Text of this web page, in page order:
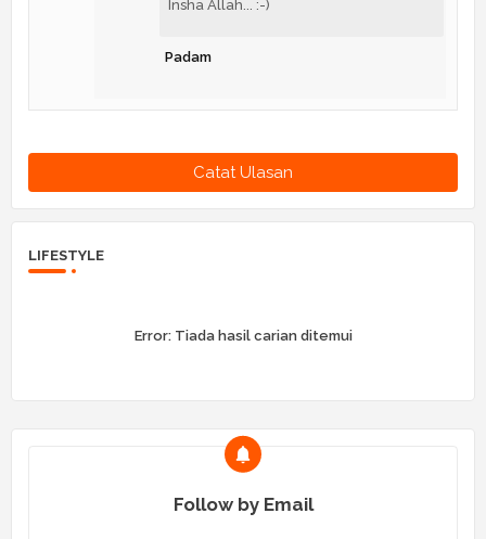
Insha Allah... :-)
Padam
Catat Ulasan
LIFESTYLE
Error:Tiada hasil carian ditemui
Follow by Email